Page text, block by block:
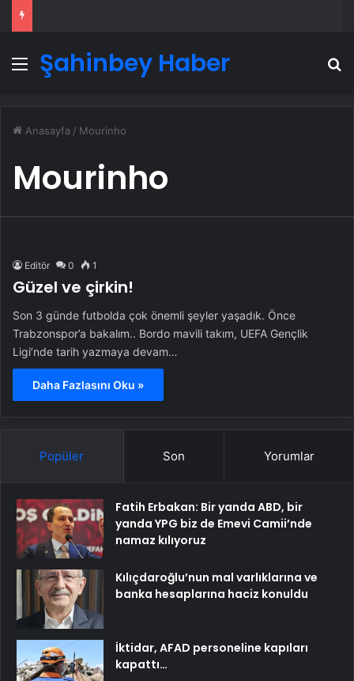
Menü
Şahinbey Haber
Anasayfa / Mourinho
Mourinho
Editör 0 1
Güzel ve çirkin!
Son 3 günde futbolda çok önemli şeyler yaşadık. Önce
Trabzonspor’a bakalım.. Bordo mavili takım, UEFA Gençlik
Ligi’nde tarih yazmaya devam…
Daha Fazlasını Oku »
Popüler Son Yorumlar
Fatih Erbakan: Bir yanda ABD, bir
yanda YPG biz de Emevi Camii’nde
namaz kılıyoruz
Kılıçdaroğlu’nun mal varlıklarına ve
banka hesaplarına haciz konuldu
İktidar, AFAD personeline kapıları
kapattı…